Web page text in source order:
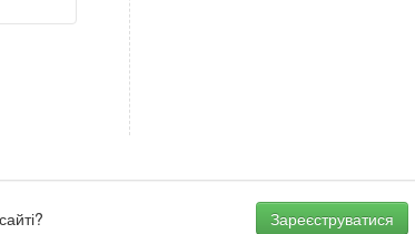
Зареєструватися